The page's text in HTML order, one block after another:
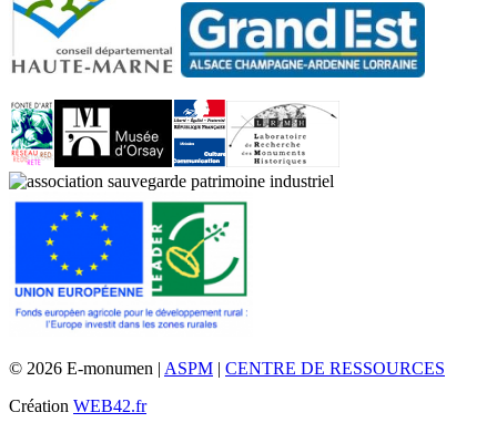
© 2026 E-monumen | ASPM | CENTRE DE RESSOURCES
Création WEB42.fr